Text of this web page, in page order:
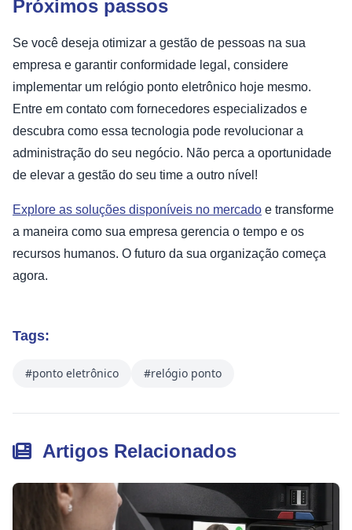
Próximos passos
Se você deseja otimizar a gestão de pessoas na sua
empresa e garantir conformidade legal, considere
implementar um relógio ponto eletrônico hoje mesmo.
Entre em contato com fornecedores especializados e
descubra como essa tecnologia pode revolucionar a
administração do seu negócio. Não perca a oportunidade
de elevar a gestão do seu time a outro nível!
Explore as soluções disponíveis no mercado e transforme
a maneira como sua empresa gerencia o tempo e os
recursos humanos. O futuro da sua organização começa
agora.
Tags:
#ponto eletrônico #relógio ponto
Artigos Relacionados